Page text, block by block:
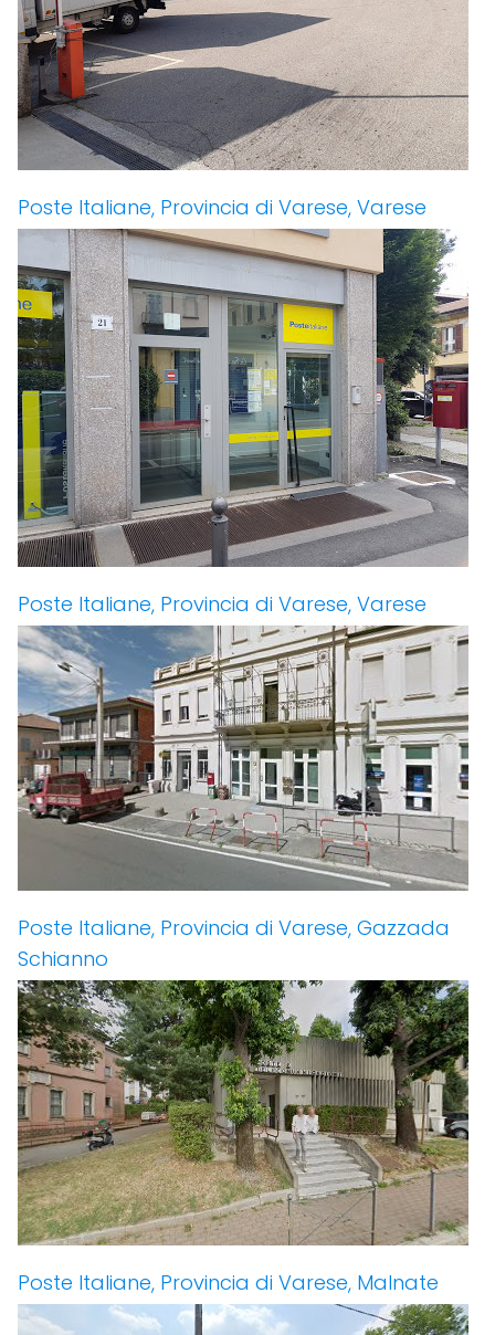
Poste Italiane, Provincia di Varese, Varese
Poste Italiane, Provincia di Varese, Varese
Poste Italiane, Provincia di Varese, Gazzada
Schianno
Poste Italiane, Provincia di Varese, Malnate